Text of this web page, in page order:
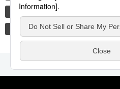
bœuf
vie quotidienne
bouddhisme
temple